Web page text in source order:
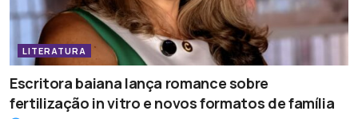
LITERATURA
Escritora baiana lança romance sobre
fertilização in vitro e novos formatos de família